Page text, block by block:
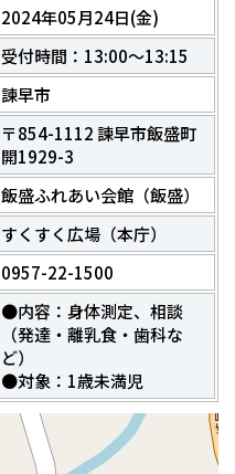
2024年05月24日(金)
受付時間：13:00～13:15
諫早市
〒854-1112 諫早市飯盛町
開1929-3
飯盛ふれあい会館（飯盛）
すくすく広場（本庁）
0957-22-1500
●内容：身体測定、相談
（発達・離乳食・歯科な
ど）
●対象：1歳未満児